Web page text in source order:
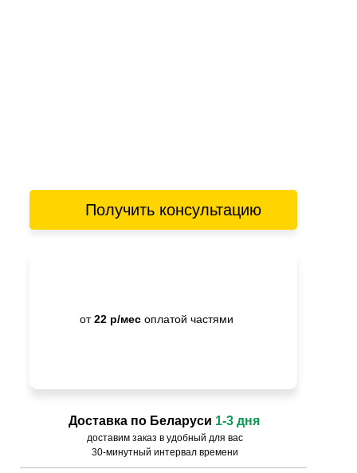
Получить консультацию
от22 р/мес оплатой частями
доставим заказ в удобный для вас
30-минутный интервал времени
Доставка по Беларуси 1-3 дня